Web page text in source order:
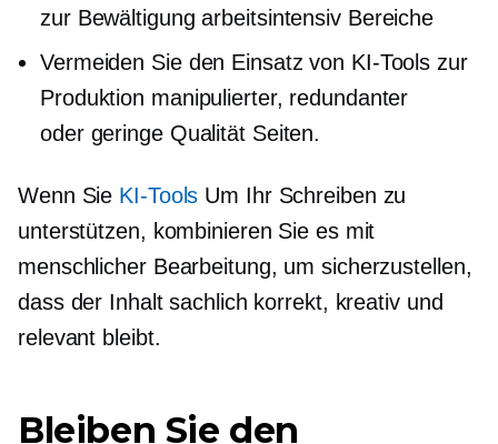
zur BewältigungarbeitsintensivBereiche
Vermeiden Sie den Einsatz von KI-Tools zur
Produktion manipulierter, redundanter
oder geringe QualitätSeiten.
Wenn Sie KI-Tools Um Ihr Schreiben zu
unterstützen, kombinieren Sie es mit
menschlicher Bearbeitung, um sicherzustellen,
dass der Inhalt sachlich korrekt, kreativ und
relevant bleibt.
Bleiben Sie den